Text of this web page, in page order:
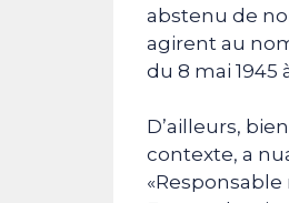
abstenu de
agirent au
du 8 mai 1945
D’ailleurs,
contexte, a